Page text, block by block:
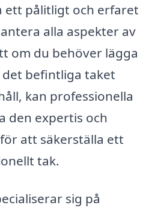
pålitligt och erfaret
alla aspekter av
om du behöver lägga
befintliga taket
kan professionella
den expertis och
att säkerställa ett
tak.
sig på